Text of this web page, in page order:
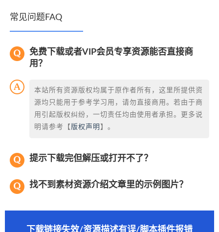
常见问题FAQ
免费下载或者VIP会员专享资源能否直接商
用？
本站所有资源版权均属于原作者所有，这里所提供资
源均只能用于参考学习用，请勿直接商用。若由于商
用引起版权纠纷，一切责任均由使用者承担。更多说
明请参考【 版权声明 】。
提示下载完但解压或打开不了？
找不到素材资源介绍文章里的示例图片？
下载链接失效/资源描述有误/脚本插件报错